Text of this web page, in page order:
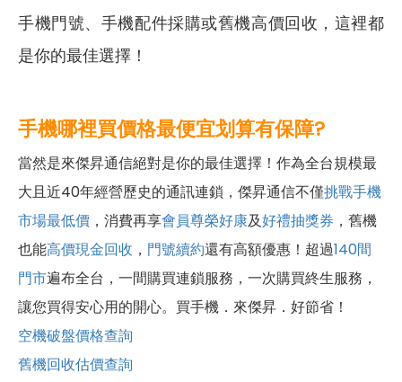
手機門號、手機配件採購或舊機高價回收，這裡都
是你的最佳選擇！
手機哪裡買價格最便宜划算有保障?
當然是來傑昇通信絕對是你的最佳選擇！作為全台規模最
大且近40年經營歷史的通訊連鎖，傑昇通信不僅挑戰手機
市場最低價 ，消費再享會員尊榮好康及好禮抽獎券 ，舊機
也能高價現金回收 ， 門號續約還有高額優惠！超過140間
門市遍布全台，一間購買連鎖服務，一次購買終生服務，
讓您買得安心用的開心。買手機．來傑昇．好節省！
空機破盤價格查詢
舊機回收估價查詢